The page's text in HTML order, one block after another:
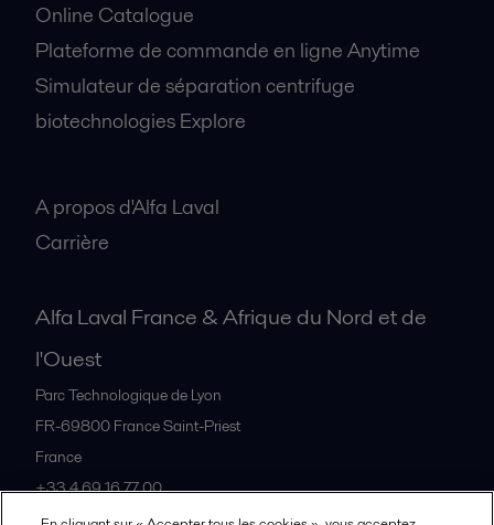
Online Catalogue
Plateforme de commande en ligne Anytime
Simulateur de séparation centrifuge
biotechnologies Explore
A propos d'Alfa Laval
Carrière
Alfa Laval France & Afrique du Nord et de
l'Ouest
Parc Technologique de Lyon
FR-69800 France Saint-Priest
France
+33 4 69 16 77 00